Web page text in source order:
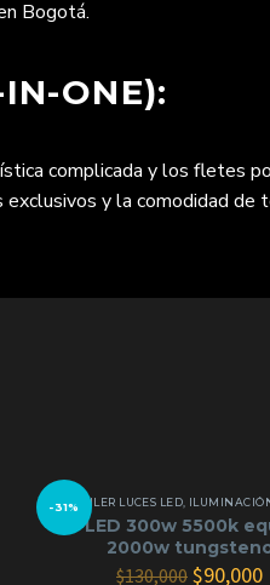
Bogotá.
ONE):
complicada y los fletes
y la comodidad de
-31%
ALQUILER LUCES LED ILUMINACIÓN
LED 300w 5500k
2000w
$130,000 El
$90,000El